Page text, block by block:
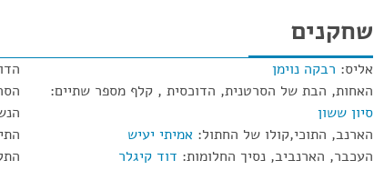
שחקנים
אליס: רבקה נוימן
האחות, הבת של הסרטנית, הדוכסית , קלף מספר שתיים:
סיון ששון
הארנב, התוכי,קולו של החתול: אמיתי יעיש
העכבר, הארנביב, נסיך החלומות: דוד קיגלר